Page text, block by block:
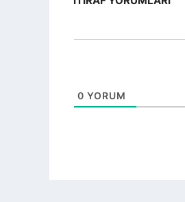
0 YORUM